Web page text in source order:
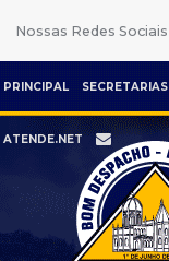
Nossas Redes Sociais
PRINCIPAL SECRETARIAS
ATENDE.NET